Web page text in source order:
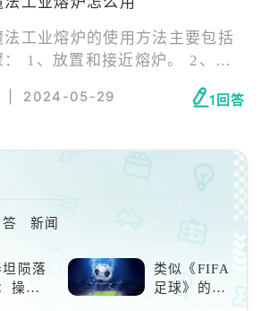
工业熔炉的使用方法主要包括
： 1、放置和接近熔炉。 2、选
3、添加熔炼材料。 4、添加燃
炼。 6、收集熔炼成品：材料
2024-05-29 1回答
新闻
坦陨落
操控
类似《FIFA
足球》的足